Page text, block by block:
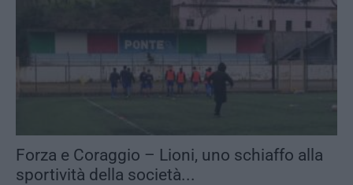
Forza e Coraggio – Lioni, uno schiaffo alla
sportività della società...